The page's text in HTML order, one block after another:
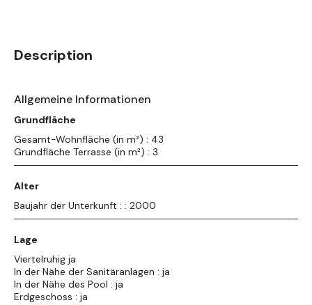
Description
Allgemeine Informationen
Grundfläche
Gesamt-Wohnfläche (in m²) : 43
Grundfläche Terrasse (in m²) : 3
Alter
Baujahr der Unterkunft : : 2000
Lage
Viertelruhig ja
In der Nähe der Sanitäranlagen : ja
In der Nähe des Pool : ja
Erdgeschoss : ja